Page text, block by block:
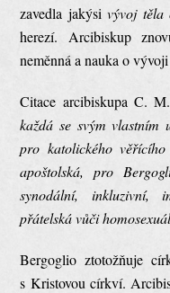
zavedla jakýsivývoj těla
herezí. Arcibiskup
neměnná a nauka o
Citace arcibiskupa C.
každá se svým
pro katolického
apoštolská, pro
synodální, inkluzivní,
přátelská vůči
Bergoglio ztotožňuje
s Kristovou církví.